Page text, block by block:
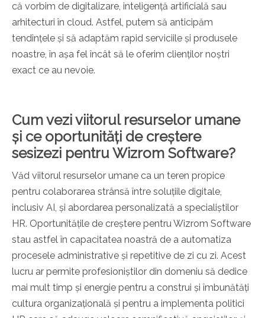
că vorbim de digitalizare, inteligență artificială sau
arhitecturi în cloud. Astfel, putem să anticipăm
tendințele și să adaptăm rapid serviciile și produsele
noastre, în așa fel încât să le oferim clienților noștri
exact ce au nevoie.
Cum vezi viitorul resurselor umane
și ce oportunități de creștere
sesizezi pentru Wizrom Software?
Văd viitorul resurselor umane ca un teren propice
pentru colaborarea strânsă între soluțiile digitale,
inclusiv AI, și abordarea personalizată a specialiștilor
HR. Oportunitățile de creștere pentru Wizrom Software
stau astfel în capacitatea noastră de a automatiza
procesele administrative și repetitive de zi cu zi. Acest
lucru ar permite profesioniștilor din domeniu să dedice
mai mult timp și energie pentru a construi și îmbunătăți
cultura organizațională și pentru a implementa politici